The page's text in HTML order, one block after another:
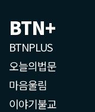
BTN+
BTNPLUS
오늘의법문
마음울림
이야기불교